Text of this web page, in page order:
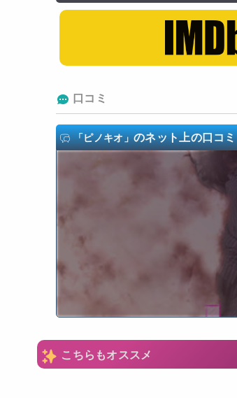
口コミ
「ピノキオ」のネット上の口コミ
こちらもオススメ